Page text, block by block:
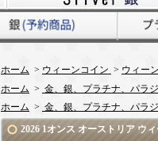
ホーム > ウィーンコイン > ウィー
ホーム > 金、銀、プラチナ、パラ
ホーム > 金、銀、プラチナ、パラ
2026 1オンス オーストリア ウ